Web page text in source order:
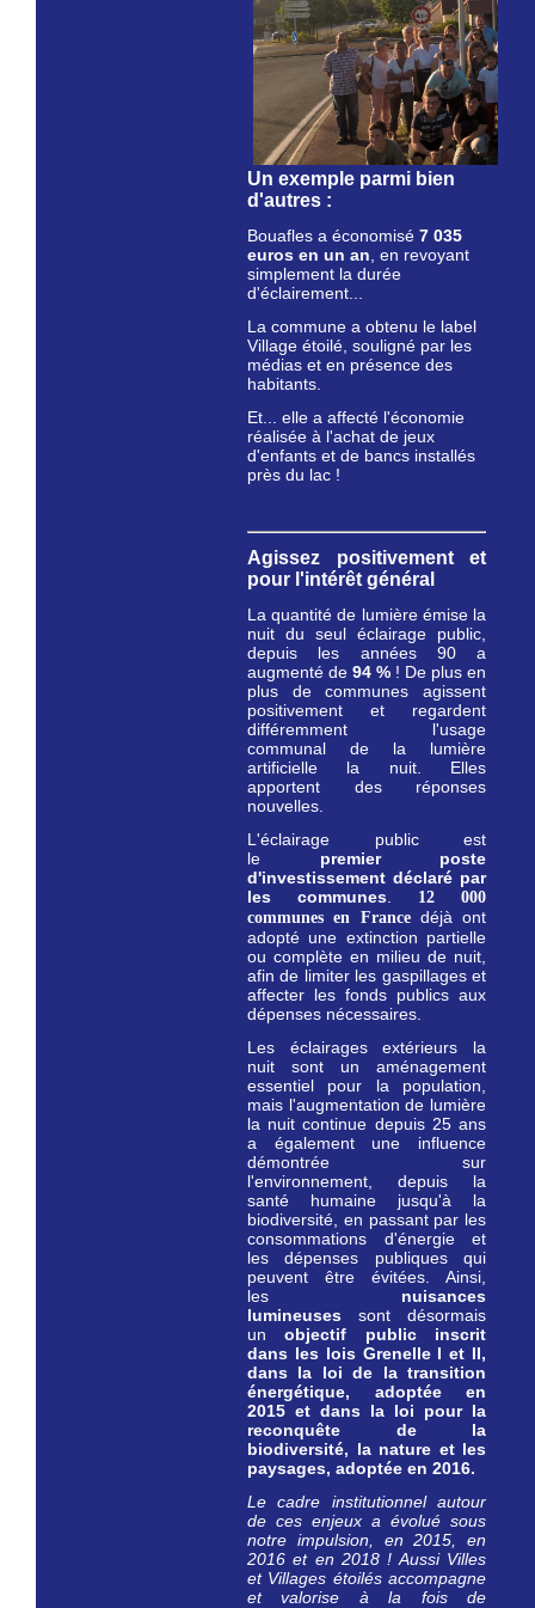
Un exemple parmi bien
d'autres :
Bouafles a économisé 7 035
euros en un an, en revoyant
simplement la durée
d'éclairement...
La commune a obtenu le label
Village étoilé, souligné par les
médias et en présence des
habitants.
Et... elle a affecté l'économie
réalisée à l'achat de jeux
d'enfants et de bancs installés
près du lac !
Agissez positivement et
pour l'intérêt général
La quantité de lumière émise la
nuit du seul éclairage public,
depuis les années 90 a
augmenté de 94 % ! De plus en
plus de communes agissent
positivement et regardent
différemment l'usage
communal de la lumière
artificielle la nuit. Elles
apportent des réponses
nouvelles.
L'éclairage public est
le premier
poste
d'investissement déclaré par
les communes. 12 000
communes en France déjà ont
adopté une extinction partielle
ou complète en milieu de nuit,
afin de limiter les gaspillages et
affecter les fonds publics aux
dépenses nécessaires.
Les éclairages extérieurs la
nuit sont un aménagement
essentiel pour la population,
mais l'augmentation de lumière
la nuit continue depuis 25 ans
a également une influence
démontrée sur
l'environnement, depuis la
santé humaine jusqu'à la
biodiversité, en passant par les
consommations d'énergie et
les dépenses publiques qui
peuvent être évitées. Ainsi,
les nuisances
lumineuses sont désormais
unobjectif public inscrit
dans les lois Grenelle I et II,
dans la loi de la transition
énergétique, adoptée en
2015 et dans la loi pour la
reconquête de la
biodiversité, la nature et les
paysages, adoptée en 2016.
Le cadre institutionnel autour
de ces enjeux a évolué sous
notre impulsion, en 2015, en
2016 et en 2018 ! Aussi Villes
et Villages étoilés accompagne
et valorise à la fois de